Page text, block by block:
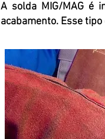
A solda MIG/MAG é
acabamento. Esse